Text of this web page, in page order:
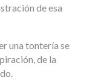
de esa
una tontería se
de la